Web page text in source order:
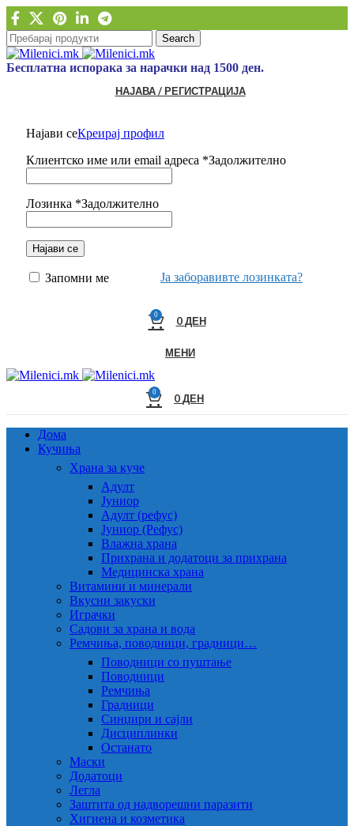
Search
Бесплатна испорака за нарачки над 1500 ден.
НАЈАВА / РЕГИСТРАЦИЈА
Најави сеКреирај профил
Клиентско име или email адреса *Задолжително
Лозинка *Задолжително
Најави се
Ја заборавивте лозинката?
Запомни ме
0 0ДЕН
МЕНИ
0 0ДЕН
Дома
Кучиња
Храна за куче
Адулт
Јуниор
Адулт (рефус)
Јуниор (Рефус)
Влажна храна
Прихрана и додатоци за прихрана
Медицинска храна
Витамини и минерали
Вкусни закуски
Играчки
Садови за храна и вода
Ремчиња, поводници, градници…
Поводници со пуштање
Поводници
Ремчиња
Градници
Синџири и сајли
Дисциплинки
Останато
Маски
Додатоци
Легла
Заштита од надворешни паразити
Хигиена и козметика